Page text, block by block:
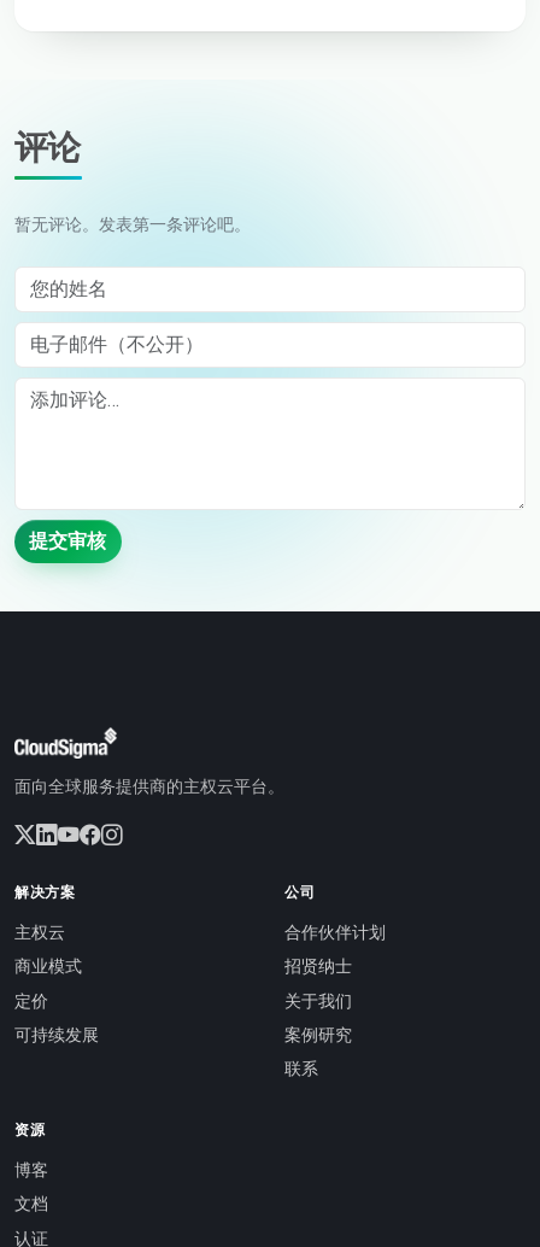
评论
暂无评论。发表第一条评论吧。
您的姓名
电子邮件（不公开）
Comment
提交审核
面向全球服务提供商的主权云平台。
解决方案
主权云
商业模式
定价
可持续发展
公司
合作伙伴计划
招贤纳士
关于我们
案例研究
联系
资源
博客
文档
认证